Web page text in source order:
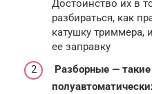
Достоинство их в
разбираться, как
катушку триммера,
ее заправку
Разборные —